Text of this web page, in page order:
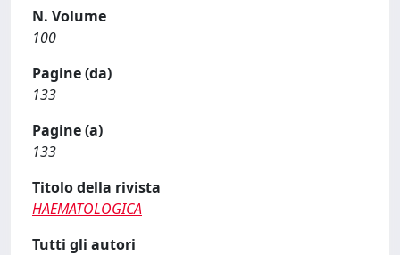
N. Volume
100
Pagine (da)
133
Pagine (a)
133
Titolo della rivista
HAEMATOLOGICA
Tutti gli autori